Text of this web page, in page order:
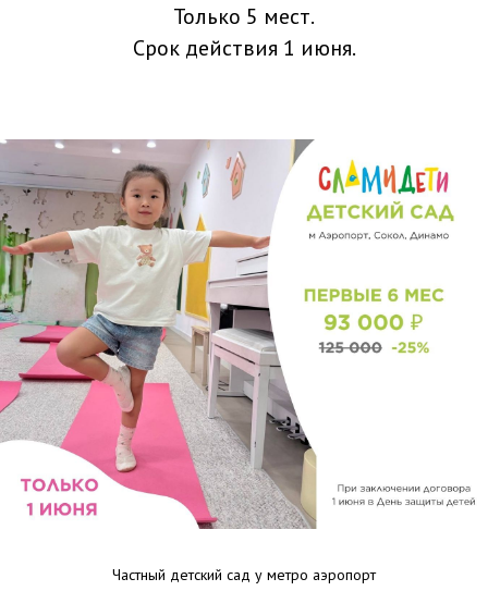
Только 5 мест.
Срок действия 1 июня.
Частный детский сад у метро аэропорт